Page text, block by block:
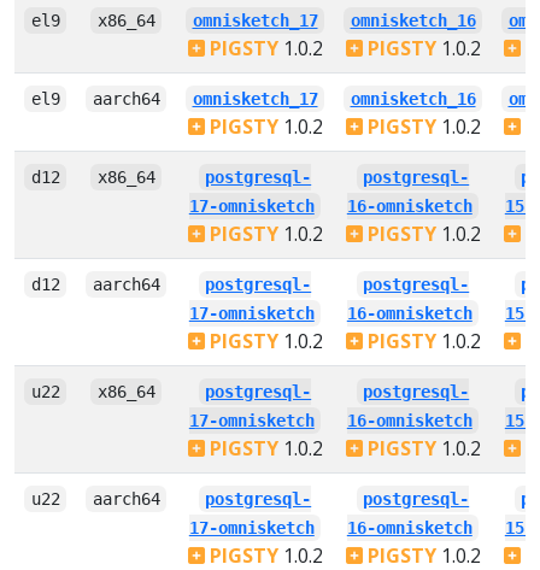
el9 x86_64 omnisketch_17
PIGSTY1.0.2
omnisketch_16
PIGSTY1.0.2
el9 aarch64 omnisketch_17
PIGSTY1.0.2
omnisketch_16
PIGSTY1.0.2
d12 x86_64
postgresql-
17-omnisketch
PIGSTY1.0.2
postgresql-
16-omnisketch
PIGSTY1.0.2
15-
d12 aarch64
postgresql-
17-omnisketch
PIGSTY1.0.2
postgresql-
16-omnisketch
PIGSTY1.0.2
15-
u22 x86_64
postgresql-
17-omnisketch
PIGSTY1.0.2
postgresql-
16-omnisketch
PIGSTY1.0.2
15-
u22 aarch64
postgresql-
17-omnisketch
PIGSTY1.0.2
postgresql-
16-omnisketch
PIGSTY1.0.2
15-